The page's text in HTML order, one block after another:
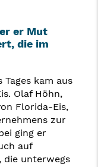
er Mut
die im
kam aus
Olaf Höhn,
Florida-Eis,
zur
ging er
auf
die unterwegs